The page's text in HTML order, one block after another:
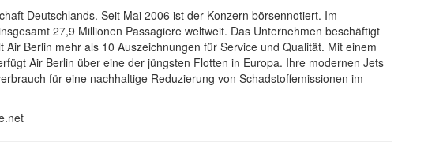
Deutschlands. Seit Mai 2006 ist der Konzern börsennotiert. Im
27,9 Millionen Passagiere weltweit. Das Unternehmen beschäftigt
Berlin mehr als 10 Auszeichnungen für Service und Qualität. Mit einem
Air Berlin über eine der jüngsten Flotten in Europa. Ihre modernen Jets
für eine nachhaltige Reduzierung von Schadstoffemissionen im